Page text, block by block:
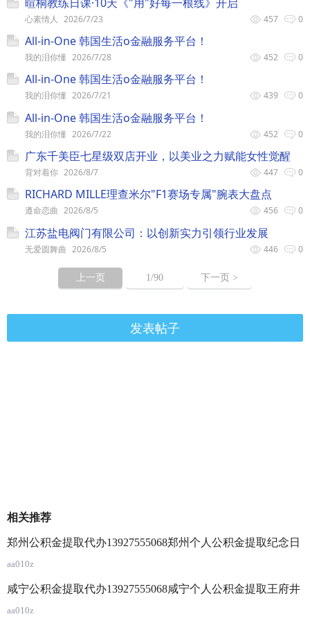
0
457
心素情人 2026/7/23
All-in-One 韩国生活o金融服务平台！
0
452
我的泪你懂 2026/7/28
All-in-One 韩国生活o金融服务平台！
0
439
我的泪你懂 2026/7/21
All-in-One 韩国生活o金融服务平台！
0
452
我的泪你懂 2026/7/22
广东千美臣七星级双店开业，以美业之力赋能女性觉醒
0
447
背对着你 2026/8/7
RICHARD MILLE理查米尔"F1赛场专属"腕表大盘点
0
456
遵命恋曲 2026/8/5
江苏盐电阀门有限公司：以创新实力引领行业发展
0
446
无爱圆舞曲 2026/8/5
上一页 1/90 下一页 >
发表帖子
相关推荐
郑州公积金提取代办13927555068郑州个人公积金提取纪念日
aa010z
咸宁公积金提取代办13927555068咸宁个人公积金提取王府井
aa010z